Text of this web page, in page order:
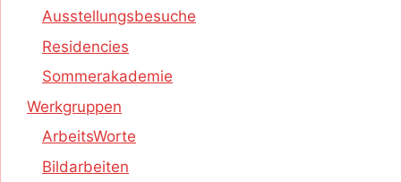
Ausstellungsbesuche
Residencies
Sommerakademie
Werkgruppen
ArbeitsWorte
Bildarbeiten